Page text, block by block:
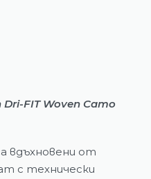
FIT Woven Camo
вдъхновени от
с технически